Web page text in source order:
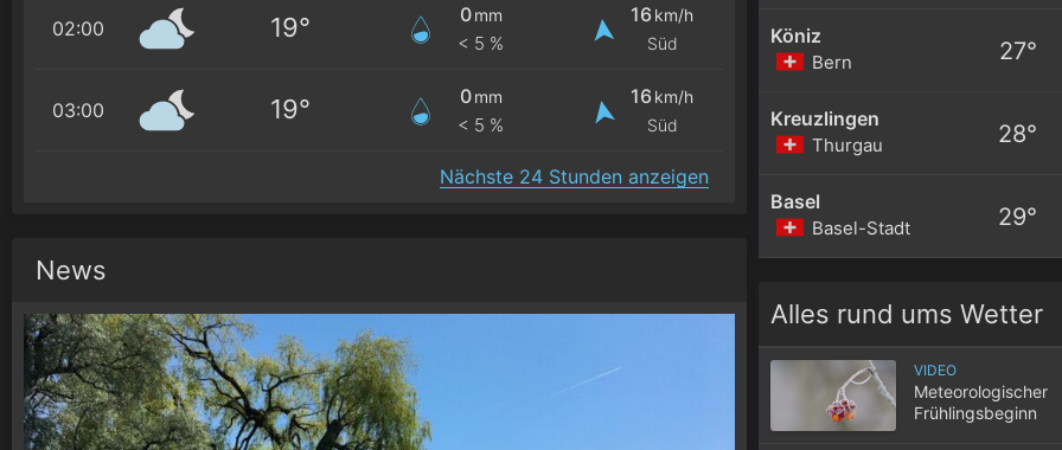
02:00 19° 0 mm
< 5 %
16 km/h
Süd
03:00 19° 0 mm
< 5 %
16 km/h
Süd
Nächste 24 Stunden anzeigen
News
Köniz
Bern 27°
Kreuzlingen
Thurgau 28°
Basel
Basel-Stadt 29°
Alles rund ums Wetter
VIDEO
Meteorologischer
Frühlingsbeginn